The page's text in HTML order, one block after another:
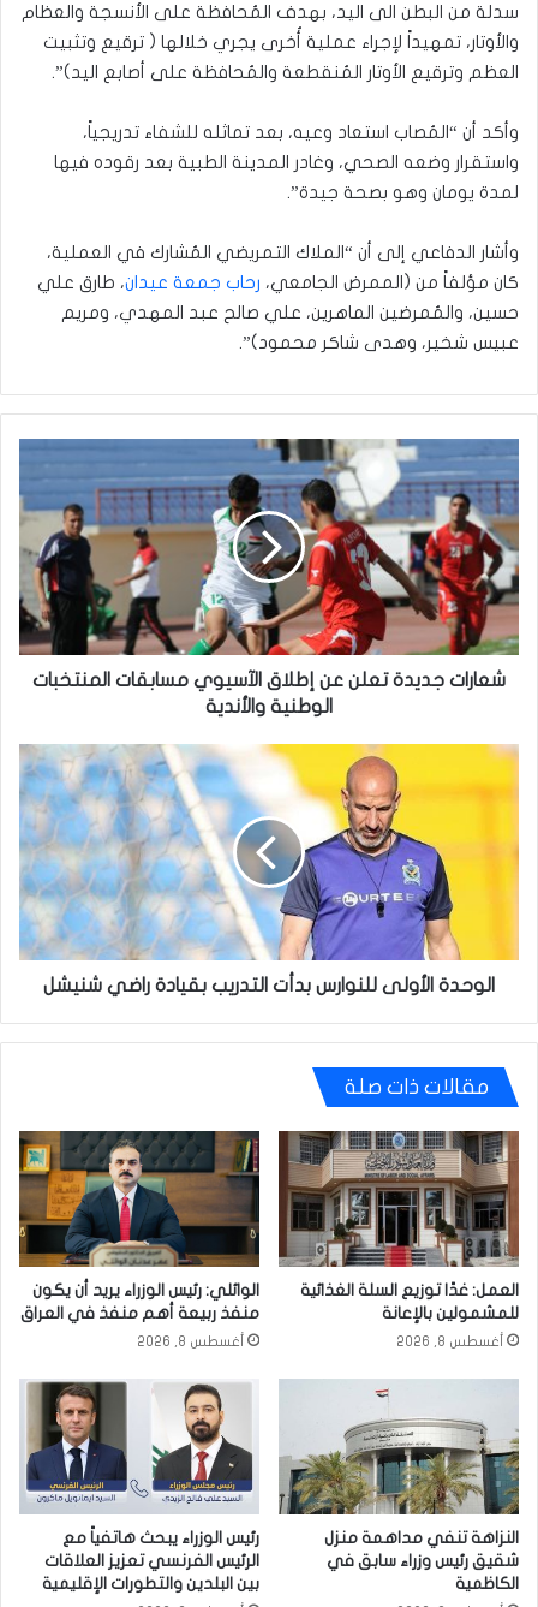
سدلة من البطن الى اليد، بهدف المُحافظة على الأنسجة والعظام
والأوتار، تمهيداً لإجراء عملية أُخرى يجري خلالها ( ترقيع وتثبيت
العظم وترقيع الأوتار المُنقطعة والمُحافظة على أصابع اليد)”.
وأكد أن “المُصاب استعاد وعيه، بعد تماثله للشفاء تدريجياً،
واستقرار وضعه الصحي، وغادر المدينة الطبية بعد رقوده فيها
لمدة يومان وهو بصحة جيدة”.
وأشار الدفاعي إلى أن “الملاك التمريضي المُشارك في العملية،
كان مؤلفاً من (الممرض الجامعي، رحاب جمعة عيدان، طارق علي
حسين، والمُمرضين الماهرين، علي صالح عبد المهدي، ومريم
عبيس شخير، وهدى شاكر محمود)”.
جديدة
تعلن
عن
إطلاق
الآسيوي
مسابقات
المنتخبات
الوطنية
والأندية
شعارات جديدة تعلن عن إطلاق الآسيوي مسابقات المنتخبات
الوطنية والأندية
الوحدة
التدريب
الوحدة الأولى للنوارس بدأت التدريب بقيادة راضي شنيشل
مقالات ذات صلة
العمل: غدًا توزيع السلة الغذائية
للمشمولين بالإعانة
أغسطس 8, 2026
الوائلي: رئيس الوزراء يريد أن يكون
منفذ ربيعة أهم منفذ في العراق
أغسطس 8, 2026
النزاهة تنفي مداهمة منزل
شقيق رئيس وزراء سابق في
الكاظمية
رئيس الوزراء يبحث هاتفياً مع
الرئيس الفرنسي تعزيز العلاقات
بين البلدين والتطورات الإقليمية